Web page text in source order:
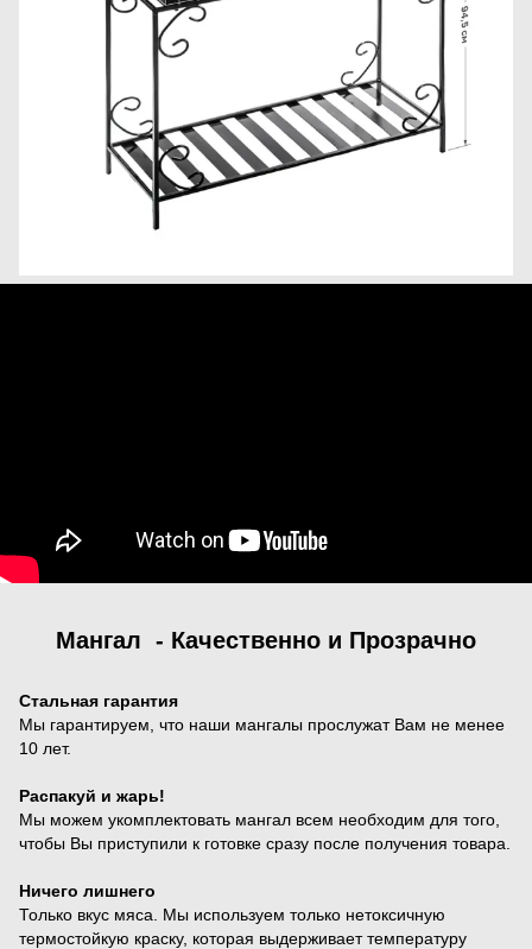
Мангал - Качественно и Прозрачно
Стальная гарантия
Мы гарантируем, что наши мангалы прослужат Вам не менее
10 лет.
Распакуй и жарь!
Мы можем укомплектовать мангал всем необходим для того,
чтобы Вы приступили к готовке сразу после получения товара.
Ничего лишнего
Только вкус мяса. Мы используем только нетоксичную
термостойкую краску, которая выдерживает температуру